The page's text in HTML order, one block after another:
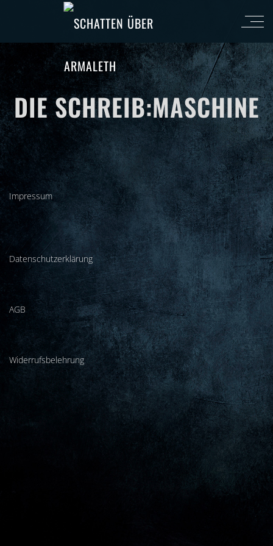
DIE SCHREIB:MASCHINE
DIE SCHREIB:MASCHINE
2020⋅ die Schreib:maschine⋅ Live
Impressum
Datenschutzerklärung
AGB
Widerrufsbelehrung